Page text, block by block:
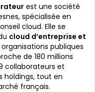
est une société
spécialisée en
cloud. Elle se
cloud d’entreprise et
publiques
de 180 millions
collaborateurs et
holdings, tout en
français.